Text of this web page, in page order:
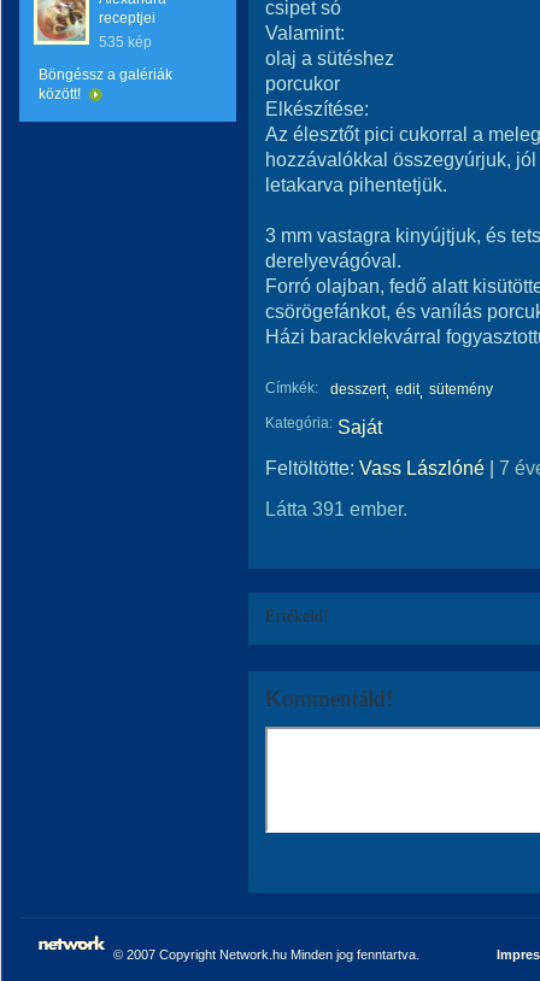
receptjei
535 kép
Böngéssz a galériák
között!
csipet só
Valamint:
olaj a sütéshez
porcukor
Elkészítése:
Az élesztőt pici cukorral a
hozzávalókkal összegyúrjuk,
letakarva pihentetjük.
3 mm vastagra kinyújtjuk, és
derelyevágóval.
Forró olajban, fedő alatt
csörögefánkot, és vanílás
Házi baracklekvárral
Címkék: desszert edit sütemény
Kategória: Saját
Feltöltötte: Vass Lászlóné | 7
Látta 391 ember.
Értékeld!
Kommentáld!
© 2007 Copyright Network.hu Minden jog fenntartva.